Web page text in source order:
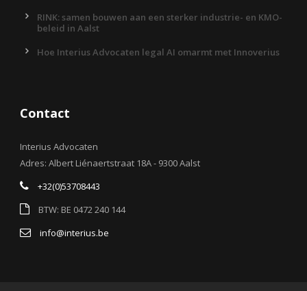
RINK: samen bouwen aan een sterker industrie- en KMO-
beleid in Aalst
Hoe Interius Advocaten legal AI omarmt met Innoverius
Contact
Interius Advocaten
Adres: Albert Liénaertstraat 18A - 9300 Aalst
+32(0)53708443
BTW: BE 0472 240 144
info@interius.be